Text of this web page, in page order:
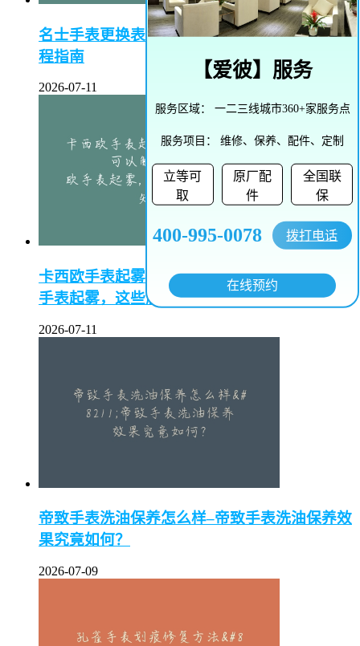
名士手表更换表带教程–名士手表表带更换全流
程指南
2026-07-11
卡西欧手表起雾了有什么办法可以解决–卡西欧
手表起雾，这些解决办法你知道吗
2026-07-11
帝致手表洗油保养怎么样–帝致手表洗油保养效
果究竟如何？
2026-07-09
【爱彼】服务
服务区域： 一二三线城市360+家服务点
服务项目： 维修、保养、配件、定制
立等可
取
原厂配
件
全国联
保
400-995-0078 拨打电话
在线预约